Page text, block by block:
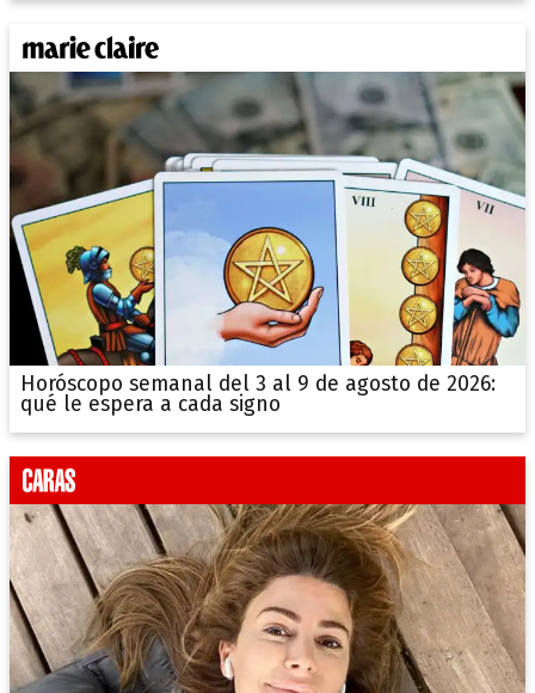
Horóscopo semanal del 3 al 9 de agosto de 2026:
qué le espera a cada signo